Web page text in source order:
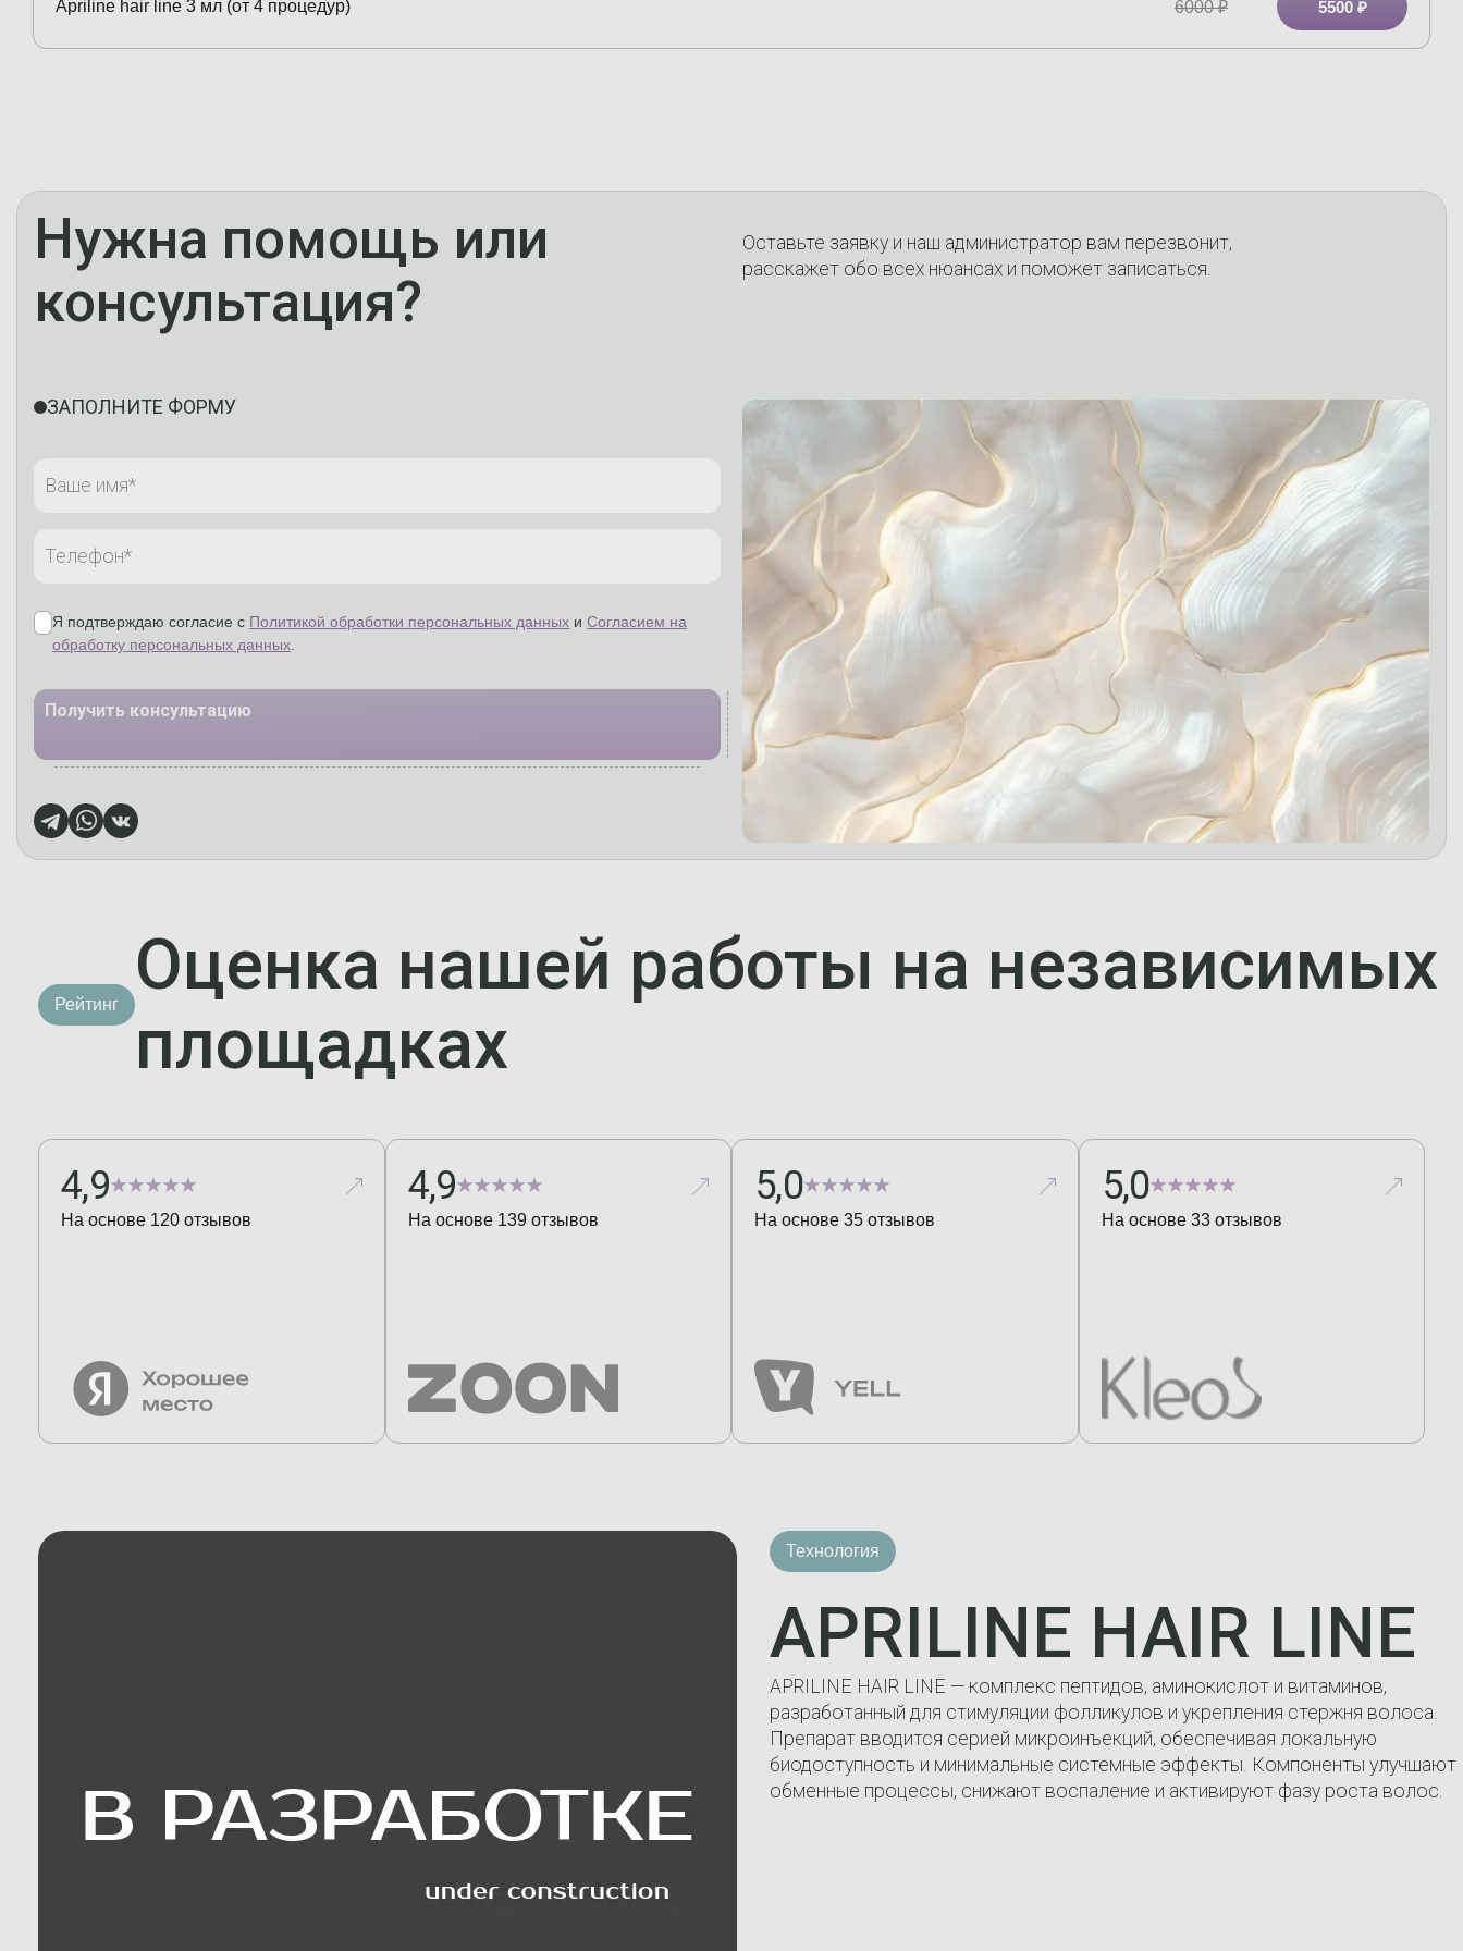
Apriline hair line 3 мл (от 4 процедур) 6000₽ 5500 ₽
Нужна помощь или
консультация?
Оставьте заявку и наш администратор вам перезвонит,
расскажет обо всех нюансах и поможет записаться.
ЗАПОЛНИТЕ ФОРМУ
Я подтверждаю согласие с Политикой обработки персональных данных и Согласием на
обработку персональных данных
Получить консультацию
Рейтинг
Оценка нашей работы на независимых
площадках
4,9
На основе 120 отзывов
4,9
На основе 139отзывов
5,0
На основе 35 отзывов
5,0
На основе 33отзывов
Технология
APRILINE HAIR LINE
APRILINE HAIR LINE — комплекс пептидов, аминокислот и витаминов,
разработанный для стимуляции фолликулов и укрепления стержня волоса.
Препарат вводится серией микроинъекций, обеспечивая локальную
биодоступность и минимальные системные эффекты. Компоненты улучшают
обменные процессы, снижают воспаление и активируют фазу роста волос.